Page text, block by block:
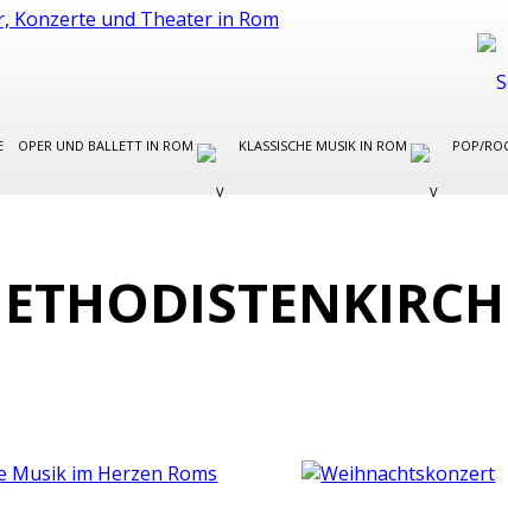
OPER UND BALLETT IN ROM KLASSISCHE MUSIK IN ROM POP/